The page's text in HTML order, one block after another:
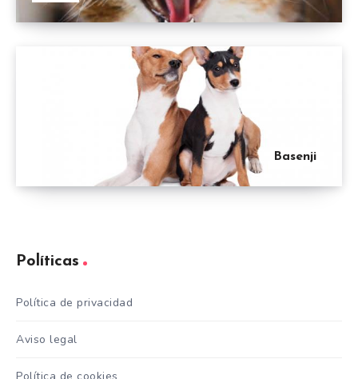
Basenji
Políticas
Política de privacidad
Aviso legal